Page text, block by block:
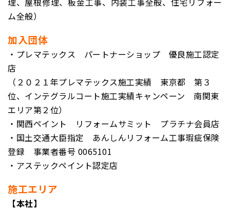
ム全般）
加入団体
・プレマテックス パートナーショップ 優良施工認定
店
（２０２１年プレマテックス施工実績 東京都 第３
位、インテグラルコート施工実績キャンペーン 南関東
エリア第２位）
・関西ペイント リフォームサミット プラチナ会員店
・国土交通大臣指定 あんしんリフォーム工事瑕疵保険
登録 事業者番号 0065101
・アステックペイント認定店
施工エリア
【本社】